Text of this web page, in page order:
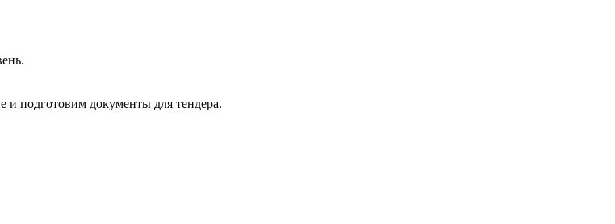
подготовим документы для тендера.